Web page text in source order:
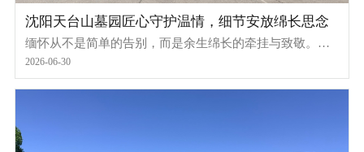
沈阳天台山墓园匠心守护温情，细节安放绵长思念
缅怀从不是简单的告别，而是余生绵长的牵挂与致敬。一
处静谧安宁的安息之地，一份细致温暖的专属服务，是对
园，二十余年专注殡葬温情服务，以精细化匠心服务、全
2026-06-30